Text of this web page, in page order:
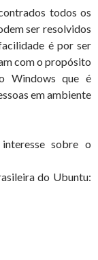
todos os
ser resolvidos
é por ser
com o propósito
Windows que é
em ambiente
sobre o
do Ubuntu: